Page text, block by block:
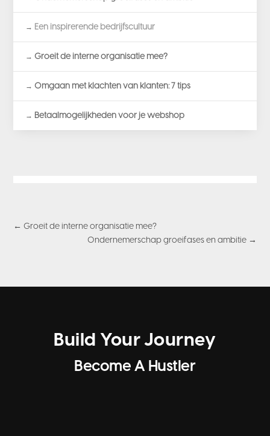
Een inspirerende bedrijfscultuur
Groeit de interne organisatie mee?
Omgaan met klachten van klanten: 7 tips
Betaalmogelijkheden voor je webshop
←Groeit de interne organisatie mee?
Ondernemerschap groeifases en ambitie→
Build Your Journey
Become A Hustler